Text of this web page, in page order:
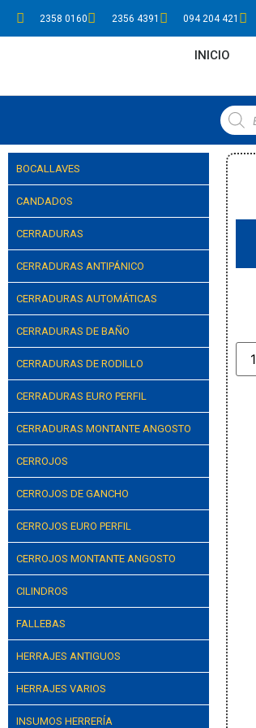
2358 0160 2356 4391 094 204 421
INICIO
BOCALLAVES
CANDADOS
CERRADURAS
CERRADURAS ANTIPÁNICO
CERRADURAS AUTOMÁTICAS
CERRADURAS DE BAÑO
CERRADURAS DE RODILLO
CERRADURAS EURO PERFIL
CERRADURAS MONTANTE ANGOSTO
CERROJOS
CERROJOS DE GANCHO
CERROJOS EURO PERFIL
CERROJOS MONTANTE ANGOSTO
CILINDROS
FALLEBAS
HERRAJES ANTIGUOS
HERRAJES VARIOS
INSUMOS HERRERÍA